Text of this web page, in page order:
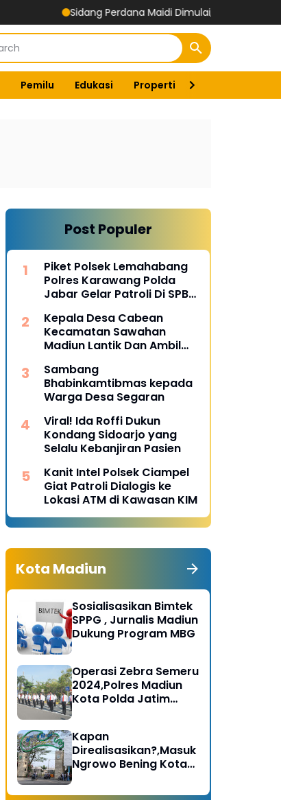
Sidang Perdana Maidi Dimulai, Suryajiyoso Ingatkan Publik
Pemilu Edukasi Properti
Post Populer
Piket Polsek Lemahabang
Polres Karawang Polda
Jabar Gelar Patroli Di SPBU
Kepala Desa Cabean
Kecamatan Sawahan
Madiun Lantik Dan Ambil
Sambang
Bhabinkamtibmas kepada
Warga Desa Segaran
Viral! Ida Roffi Dukun
Kondang Sidoarjo yang
Selalu Kebanjiran Pasien
Kanit Intel Polsek Ciampel
Giat Patroli Dialogis ke
Lokasi ATM di Kawasan KIM
Kota Madiun
Sosialisasikan Bimtek
SPPG , Jurnalis Madiun
Dukung Program MBG
Operasi Zebra Semeru
2024,Polres Madiun
Kota Polda Jatim
Kapan
Direalisasikan?,Masuk
Ngrowo Bening Kota
Dikenakan Tarif